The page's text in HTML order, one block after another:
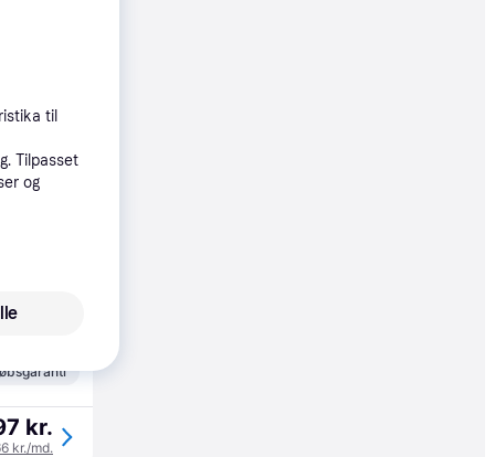
kr.
kr./md.
kr./md.
kr.
kr./md.
til
Tilpasset
og